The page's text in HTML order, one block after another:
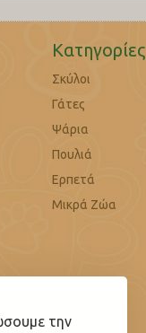
την
Κατηγορίες
Σκύλοι
Γάτες
Ψάρια
Πουλιά
Ερπετά
Μικρά Ζώα